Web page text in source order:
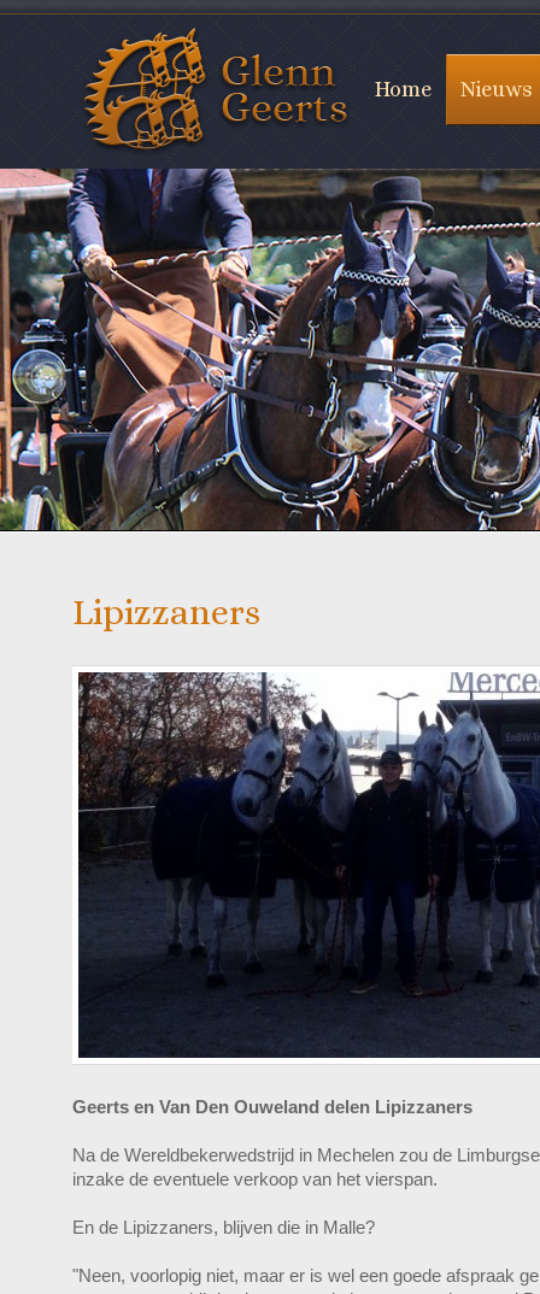
Home Nieuws
Lipizzaners
Geerts en Van Den Ouweland delen Lipizzaners
Na de Wereldbekerwedstrijd in Mechelen zou de
inzake de eventuele verkoop van het vierspan.
En de Lipizzaners, blijven die in Malle?
"Neen, voorlopig niet, maar er is wel een goede afspraak